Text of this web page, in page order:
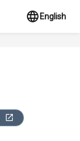
English